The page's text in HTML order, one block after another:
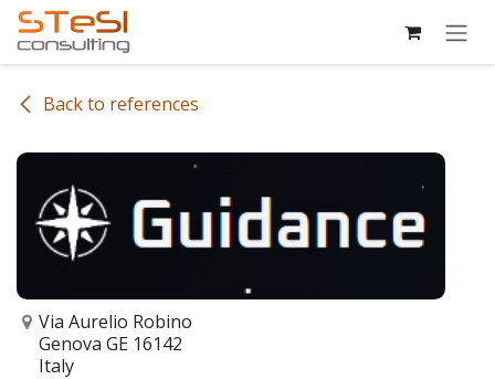
Skip to Content
Back to references
Via Aurelio Robino
Genova GE 16142
Italy